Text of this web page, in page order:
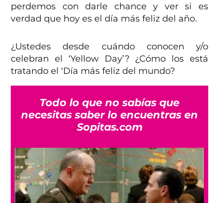
perdemos con darle chance y ver si es
verdad que hoy es el día más feliz del año.
¿Ustedes desde cuándo conocen y/o
celebran el ‘Yellow Day’? ¿Cómo los está
tratando el ‘Día más feliz del mundo?
Todo lo que no sabías que
necesitas saber lo encuentras en
Sopitas.com